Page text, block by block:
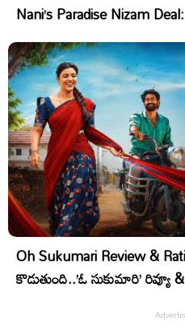
Nani’s Paradise Nizam
Oh Sukumari Review &
కొడుతుంది..’ఓ సుకుమారి’ రివ్యూ